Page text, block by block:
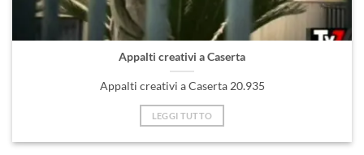
Appalti creativi a Caserta
Appalti creativi a Caserta 20.935
LEGGI TUTTO